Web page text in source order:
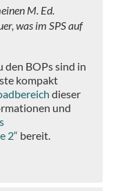
M. Ed.
was im SPS auf
BOPs sind in
kompakt
dieser
und
2“ bereit.